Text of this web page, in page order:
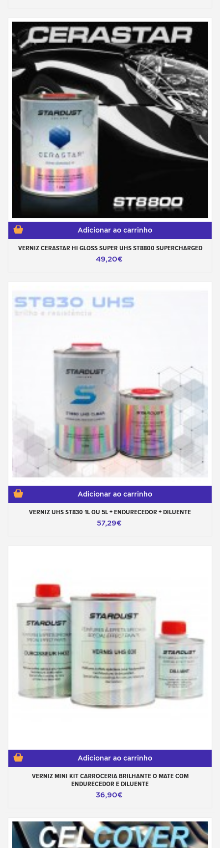
Adicionar ao carrinho
VERNIZ CERASTAR HI GLOSS SUPER UHS ST8800 SUPERCHARGED
49,20€
Adicionar ao carrinho
VERNIZ UHS ST830 1L OU 5L + ENDURECEDOR + DILUENTE
57,29€
Adicionar ao carrinho
VERNIZ MINI KIT CARROCERIA BRILHANTE O MATE COM
ENDURECEDOR E DILUENTE
36,90€